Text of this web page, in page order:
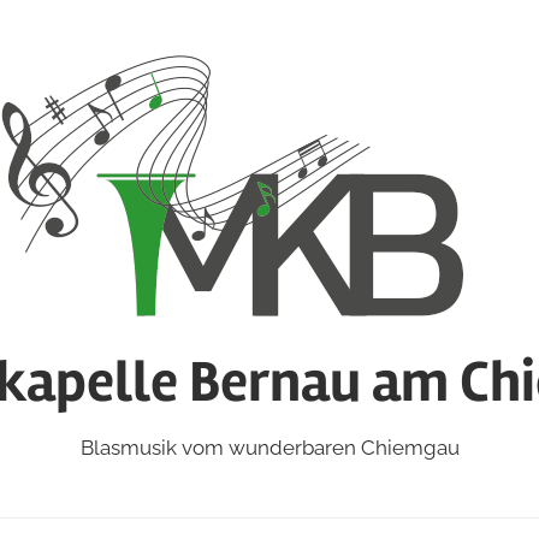
Bernau am
Blasmusik vom wunderbaren Chiemgau